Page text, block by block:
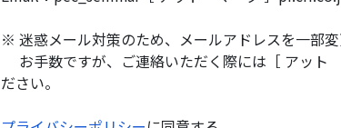
※ 迷惑メール対策のため、メールアドレスを一部変
お手数ですが、ご連絡いただく際には［ アット
ださい。